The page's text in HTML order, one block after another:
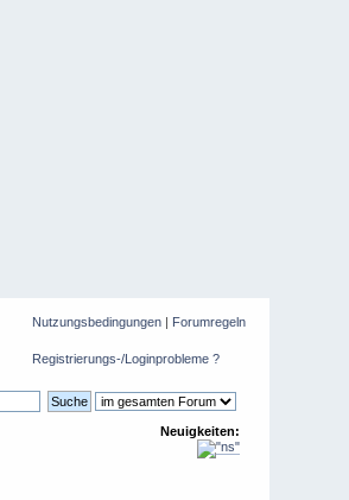
Nutzungsbedingungen| Forumregeln
Registrierungs-/Loginprobleme ?
Neuigkeiten: